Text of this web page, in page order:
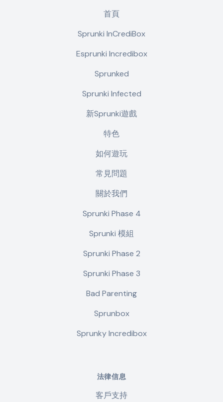
首頁
Sprunki InCrediBox
Esprunki Incredibox
Sprunked
Sprunki Infected
新Sprunki遊戲
特色
如何遊玩
常見問題
關於我們
Sprunki Phase 4
Sprunki 模組
Sprunki Phase 2
Sprunki Phase 3
Bad Parenting
Sprunbox
Sprunky Incredibox
法律信息
客戶支持